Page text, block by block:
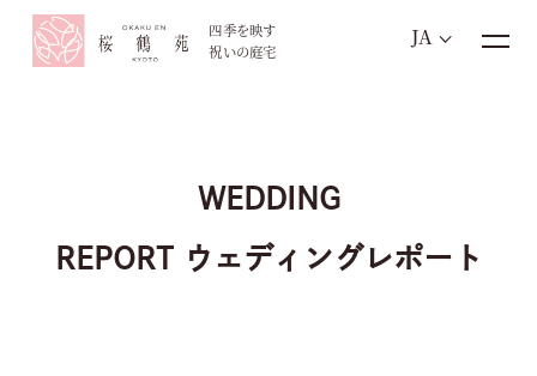
四季を映す
祝いの庭宅
075-771-4111
JA
WEDDING
REPORT ウェディングレポート